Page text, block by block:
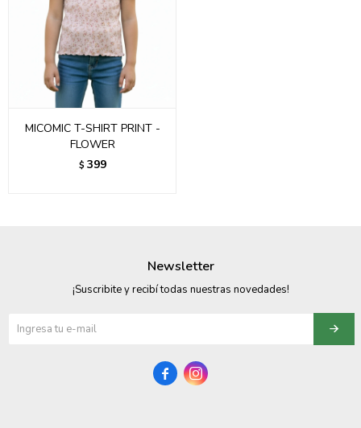
MICOMIC T-SHIRT PRINT -
FLOWER
$ 399
Newsletter
¡Suscribite y recibí todas nuestras novedades!
 